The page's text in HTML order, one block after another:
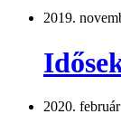
2019.
2020.